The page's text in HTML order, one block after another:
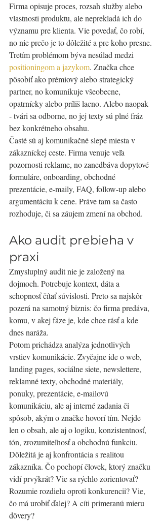
Firma opisuje proces, rozsah služby alebo
vlastnosti produktu, ale neprekladá ich do
významu pre klienta. Vie povedať, čo robí,
no nie prečo je to dôležité a pre koho presne.
Tretím problémom býva nesúlad medzi
positioningom a jazykom. Značka chce
pôsobiť ako prémiový alebo strategický
partner, no komunikuje všeobecne,
opatrnícky alebo príliš lacno. Alebo naopak
- tvári sa odborne, no jej texty sú plné fráz
bez konkrétneho obsahu.
Časté sú aj komunikačné slepé miesta v
zákazníckej ceste. Firma venuje veľa
pozornosti reklame, no zanedbáva dopytové
formuláre, onboarding, obchodné
prezentácie, e-maily, FAQ, follow-up alebo
argumentáciu k cene. Práve tam sa často
rozhoduje, či sa záujem zmení na obchod.
Ako audit prebieha v
praxi
Zmysluplný audit nie je založený na
dojmoch. Potrebuje kontext, dáta a
schopnosť čítať súvislosti. Preto sa najskôr
pozerá na samotný biznis: čo firma predáva,
komu, v akej fáze je, kde chce rásť a kde
dnes naráža.
Potom prichádza analýza jednotlivých
vrstiev komunikácie. Zvyčajne ide o web,
landing pages, sociálne siete, newslettere,
reklamné texty, obchodné materiály,
ponuky, prezentácie, e-mailovú
komunikáciu, ale aj interné zadania či
spôsob, akým o značke hovorí tím. Nejde
len o obsah, ale aj o logiku, konzistentnosť,
tón, zrozumiteľnosť a obchodnú funkciu.
Dôležitá je aj konfrontácia s realitou
zákazníka. Čo pochopí človek, ktorý značku
vidí prvýkrát? Vie sa rýchlo zorientovať?
Rozumie rozdielu oproti konkurencii? Vie,
čo má urobiť ďalej? A cíti primeranú mieru
dôvery?